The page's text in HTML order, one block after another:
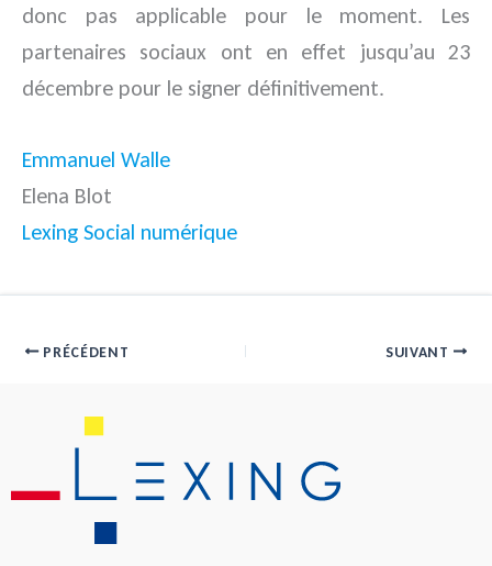
donc pas applicable pour le moment. Les
partenaires sociaux ont en effet jusqu’au 23
décembre pour le signer définitivement.
Emmanuel Walle
Elena Blot
Lexing Social numérique
PRÉCÉDENT SUIVANT